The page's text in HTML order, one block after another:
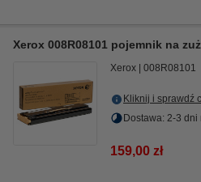
Xerox 008R08101 pojemnik na
Xerox 008R08101
Kliknij i sprawdź
Dostawa: 2-3 dni
159,00 zł